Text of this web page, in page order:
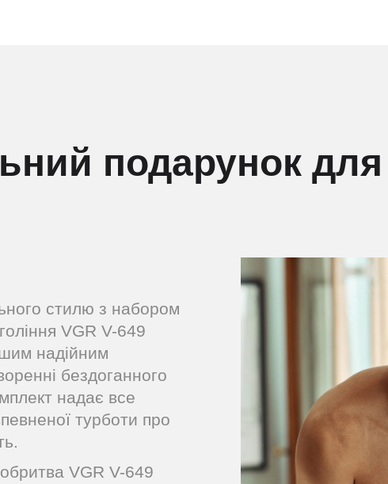
подарунок
стилю з набором
VGR V-649
надійним
бездоганного
надає все
турботи про
VGR V-649